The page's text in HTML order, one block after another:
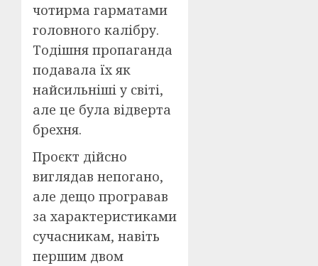
чотирма гарматами
головного калібру.
Тодішня пропаганда
подавала їх як
найсильніші у світі,
але це була відверта
брехня.
Проєкт дійсно
виглядав непогано,
але дещо програвав
за характеристиками
сучасникам, навіть
першим двом